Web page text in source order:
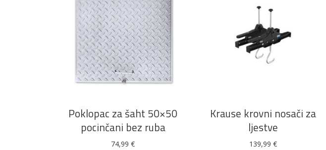
DODAJ U KOŠARICU
Poklopac za šaht 50×50
pocinčani bez ruba
74,99€
Krause krovni nosači za
ljestve
139,99 €